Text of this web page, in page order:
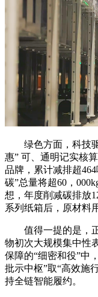
绿色方面，科技驱
惠” 可、通明记实核
品牌，累计减排超
碳”总量将超60，
想，年度削减碳排放
系列纸箱后，原材料
值得一提的是，正
物初次大规模集中性
保障的“细密和役”中
批示中枢”取“高效施
持全链智能履约。